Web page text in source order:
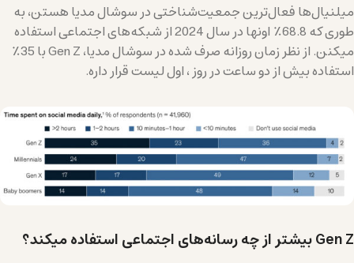
میلنیال‌ها فعال‌ترین جمعیت‌شناختی در سوشال مدیا هستن، به
طوری که 68.8٪ اونها در سال 2024 از شبکه‌های اجتماعی استفاده
میکنن. از نظر زمان روزانه صرف شده در سوشال مدیا، Gen Z با 35٪
استفاده بیش از دو ساعت در روز ، اول لیست قرار داره.
Gen Z بیشتر از چه رسانه‌های اجتماعی استفاده میکند؟